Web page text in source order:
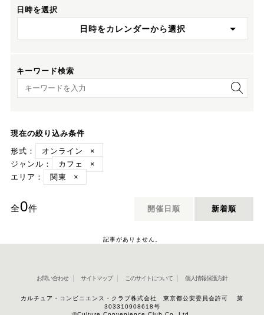
日時を選択
日時をカレンダーから選択
キーワード検索
キーワード検索
現在の絞り込み条件
形式：
オンライン
×
ジャンル：
カフェ
×
エリア：
関東 ×
全0件 開催日順 新着順
記事がありません。
お問い合わせ サイトマップ このサイトについて 個人情報保護方針
カルチュア・コンビニエンス・クラブ株式会社 東京都公安委員会許可 第
303310908618号